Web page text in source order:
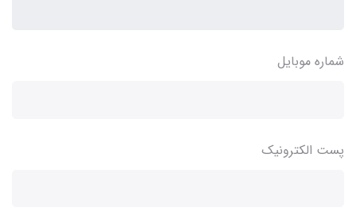
شماره موبایل
پست الکترونیک